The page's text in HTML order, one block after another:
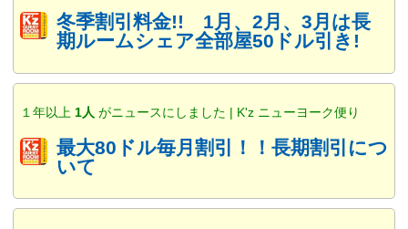
冬季割引料金!! 1月、2月、3月は長
期ルームシェア全部屋50ドル引き!
１年以上 1人 がニュースにしました | K'z ニューヨーク便り
最大80ドル毎月割引！！長期割引につ
いて